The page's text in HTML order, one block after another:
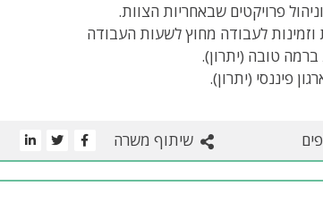
פרויקטים שבאחריות הצוות.
וזמינות לעבודה מחוץ לשעות העבודה
טובה (יתרון).
פיננסי (יתרון).
שיתוף משרה